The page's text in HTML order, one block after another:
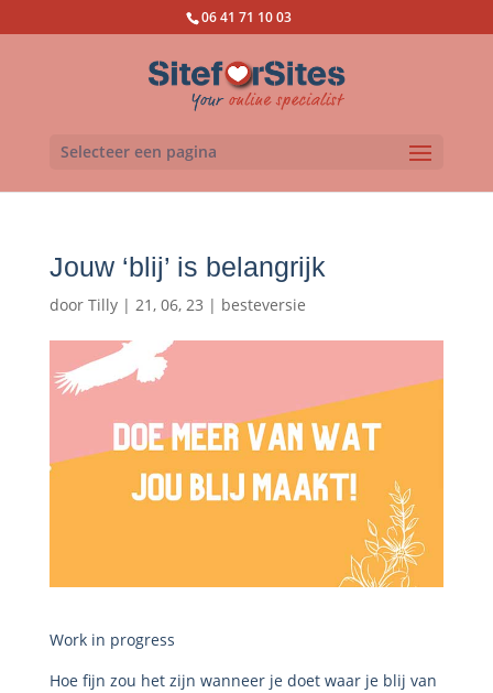
06 41 71 10 03
Selecteer een pagina
Jouw ‘blij’ is belangrijk
door Tilly| 21, 06, 23 | besteversie
Work in progress
Hoe fijn zou het zijn wanneer je doet waar je blij van